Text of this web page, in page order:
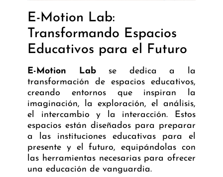
E-Motion Lab:
Transformando Espacios
Educativos para el Futuro
E-Motion Labse dedica a la
transformación de espacios educativos,
creando entornos que inspiran la
imaginación, la exploración, el análisis,
el intercambio y la interacción. Estos
espacios están diseñados para preparar
a las instituciones educativas para el
presente y el futuro, equipándolas con
las herramientas necesarias para ofrecer
una educación de vanguardia.